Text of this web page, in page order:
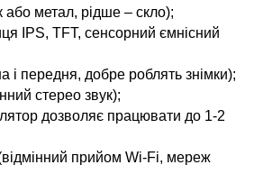
або метал, рідше – скло);
IPS, TFT, сенсорний ємнісний
і передня, добре роблять знімки);
стерео звук);
дозволяє працювати до 1-2
прийом Wi-Fi, мереж